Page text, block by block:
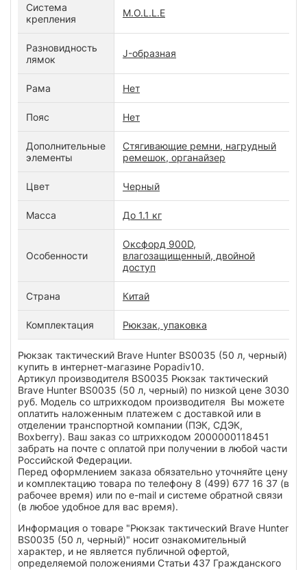
Система
крепления
M.O.L.L.E
Разновидность
лямок
J-образная
Рама Нет
Пояс Нет
Дополнительные
элементы
Стягивающие ремни, нагрудный
ремешок, органайзер
Цвет Черный
Масса До 1.1 кг
Особенности
Оксфорд 900D,
влагозащищенный, двойной
доступ
Страна Китай
Комплектация Рюкзак, упаковка
Рюкзак тактический Brave Hunter BS0035 (50 л, черный)
купить в интернет-магазине Popadiv10.
Артикул производителя BS0035 Рюкзак тактический
Brave Hunter BS0035 (50 л, черный) по низкой цене 3030
руб. Модель со штрихкодом производителя Вы можете
оплатить наложенным платежем с доставкой или в
отделении транспортной компании (ПЭК, СДЭК,
Boxberry). Ваш заказ со штрихкодом 2000000118451
забрать на почте с оплатой при получении в любой части
Российской Федерации.
Перед оформлением заказа обязательно уточняйте цену
и комплектацию товара по телефону 8 (499) 677 16 37 (в
рабочее время) или по e-mail и системе обратной связи
(в любое удобное для вас время).
Информация о товаре "Рюкзак тактический Brave Hunter
BS0035 (50 л, черный)" носит ознакомительный
характер, и не является публичной офертой,
определяемой положениями Статьи 437 Гражданского